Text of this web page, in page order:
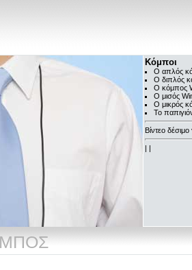
Κόμποι
Ο απλός
Ο διπλός
Ο κόμπος
Ο μισός
Ο μικρός
Το
Βίντεο
| |